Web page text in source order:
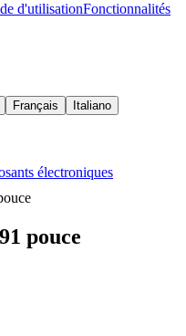
d'utilisationFonctionnalités
Français Italiano
électroniques
pouce